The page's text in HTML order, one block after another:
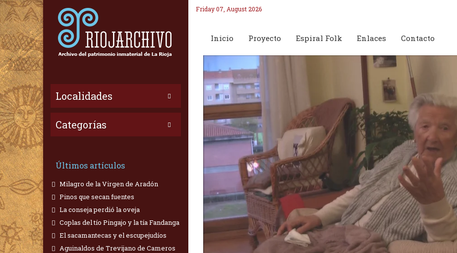
Localidades
Categorías
Últimos artículos
Milagro de la Virgen de Aradón
Pinos que secan fuentes
La conseja perdió la oveja
Coplas del tío Pingajo y la tía Fandanga
El sacamantecas y el escupejudíos
Aguinaldos de Trevijano de Cameros
Friday 07, August 2026
Inicio Proyecto Espiral Folk Enlaces Contacto